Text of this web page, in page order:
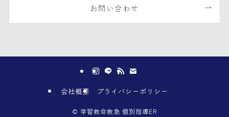
お問い合わせ
会社概要 プライバシーポリシー
© 学習救命救急 個別指導ER